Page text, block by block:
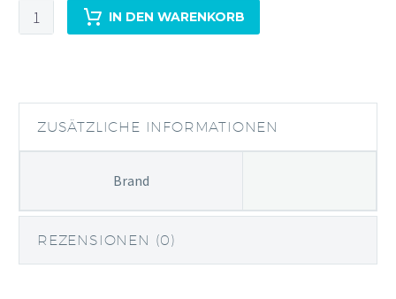
The
Duke
Menge
IN DEN WARENKORB
ZUSÄTZLICHE INFORMATIONEN
Brand
REZENSIONEN (0)